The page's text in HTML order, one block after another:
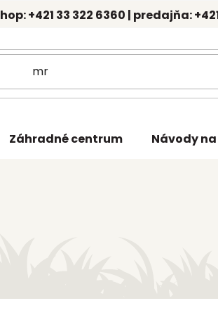
+421 33 322 6360 | predajňa:
Záhradné centrum Návody